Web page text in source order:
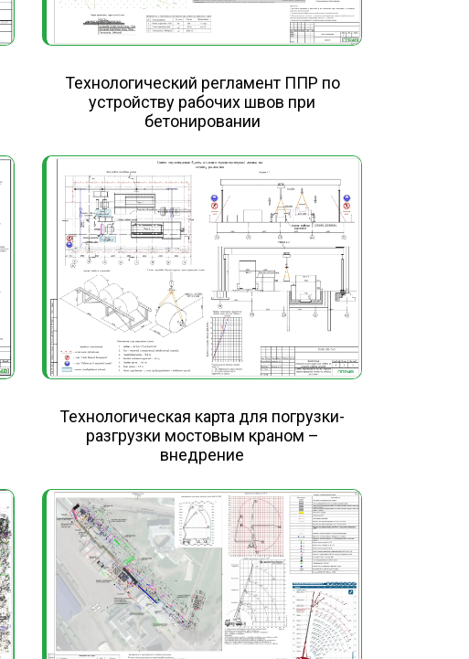
Технологический регламент ППР по
устройству рабочих швов при
бетонировании
Технологическая карта для погрузки-
разгрузки мостовым краном –
внедрение